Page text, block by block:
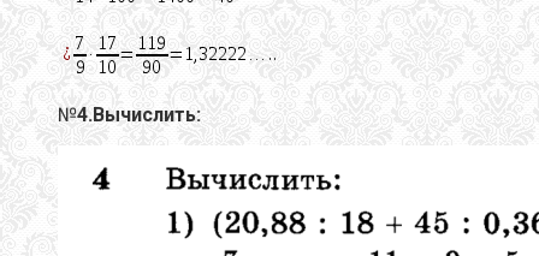
№4.Вычислить: